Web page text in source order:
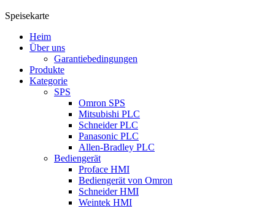
Speisekarte
Heim
Über uns
Garantiebedingungen
Produkte
Kategorie
SPS
Omron SPS
Mitsubishi PLC
Schneider PLC
Panasonic PLC
Allen-Bradley PLC
Bediengerät
Proface HMI
Bediengerät von Omron
Schneider HMI
Weintek HMI